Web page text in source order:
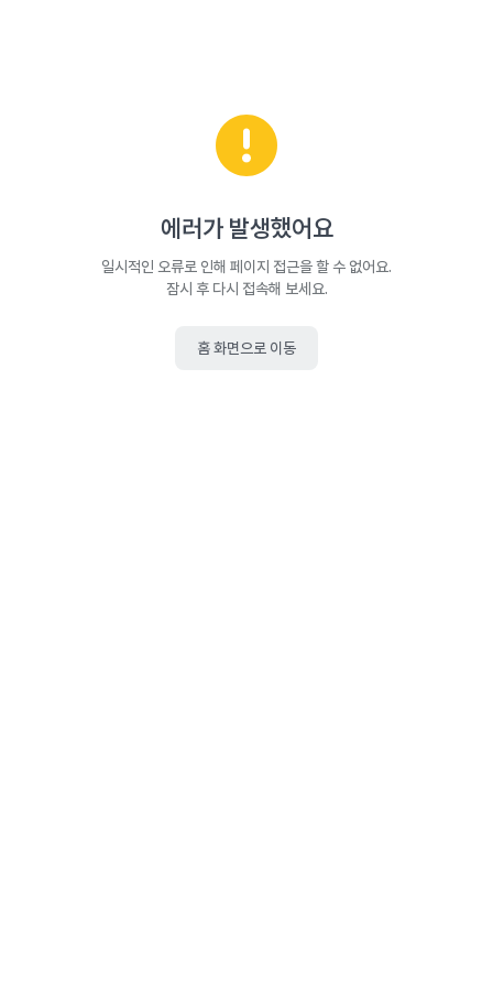
에러가 발생했어요
일시적인 오류로 인해 페이지 접근을 할 수 없어요.
잠시 후 다시 접속해 보세요.
홈 화면으로 이동